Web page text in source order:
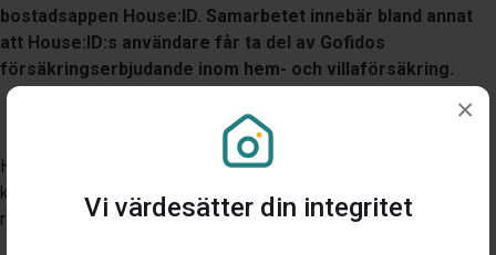
Vi värdesätter din integritet
×
bostadsappen House:ID. Samarbetet innebär bland annat
att House:ID:s användare får ta del av Gofidos
försäkringserbjudande inom hem- och villaförsäkring.
House:ID är en app som är tänkt att hjälpa bostadsägare att få
koll på alltifrån räntor och försäkringsvillkor till
renoveringskvitton, materialkostnader och energideklaration.